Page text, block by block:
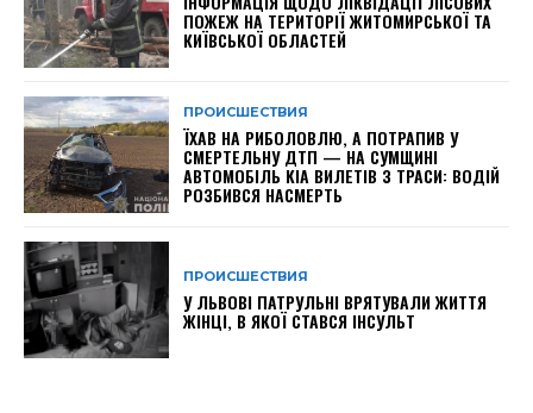
ПОЖЕЖ НА ТЕРИТОРІЇ ЖИТОМИРСЬКОЇ ТА
КИЇВСЬКОЇ ОБЛАСТЕЙ
ПРОИСШЕСТВИЯ
ЇХАВ НА РИБОЛОВЛЮ, А ПОТРАПИВ У
СМЕРТЕЛЬНУ ДТП — НА СУМЩИНІ
АВТОМОБІЛЬ KIA ВИЛЕТІВ З ТРАСИ: ВОДІЙ
РОЗБИВСЯ НАСМЕРТЬ
ПРОИСШЕСТВИЯ
У ЛЬВОВІ ПАТРУЛЬНІ ВРЯТУВАЛИ ЖИТТЯ
ЖІНЦІ, В ЯКОЇ СТАВСЯ ІНСУЛЬТ